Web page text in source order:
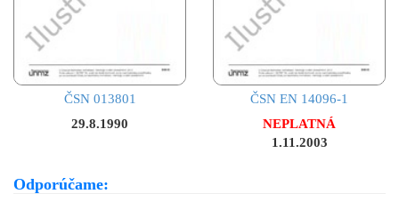
ČSN 013801
29.8.1990
ČSN EN 14096-1
NEPLATNÁ
1.11.2003
Odporúčame: